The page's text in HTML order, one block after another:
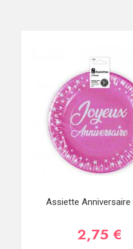
Assiette Anniversaire
2,75 €